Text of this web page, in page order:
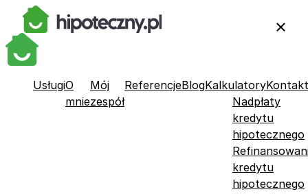
UsługiO
mnie
Mój
zespół
ReferencjeBlogKalkulatory
Nadpłaty
kredytu
hipotecznego
kredytu
hipotecznego
Kontakt